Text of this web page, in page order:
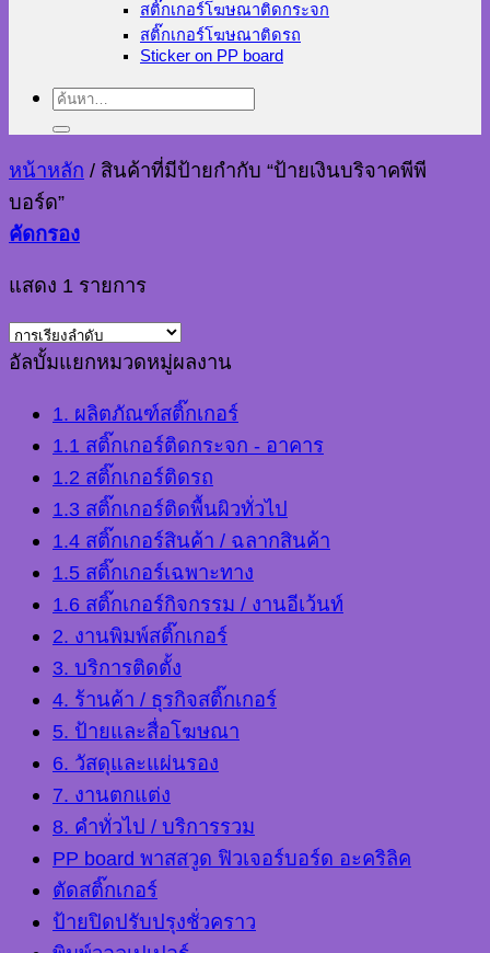
สติ๊กเกอร์โฆษณาติดกระจก
สติ๊กเกอร์โฆษณาติดรถ
Sticker on PP board
ค้นหา:
หน้าหลัก / สินค้าที่มีป้ายกำกับ “ป้ายเงินบริจาคพีพี
บอร์ด”
คัดกรอง
แสดง 1 รายการ
อัลบั้มแยกหมวดหมู่ผลงาน
1. ผลิตภัณฑ์สติ๊กเกอร์
1.1 สติ๊กเกอร์ติดกระจก - อาคาร
1.2 สติ๊กเกอร์ติดรถ
1.3 สติ๊กเกอร์ติดพื้นผิวทั่วไป
1.4 สติ๊กเกอร์สินค้า / ฉลากสินค้า
1.5 สติ๊กเกอร์เฉพาะทาง
1.6 สติ๊กเกอร์กิจกรรม / งานอีเว้นท์
2. งานพิมพ์สติ๊กเกอร์
3. บริการติดตั้ง
4. ร้านค้า / ธุรกิจสติ๊กเกอร์
5. ป้ายและสื่อโฆษณา
6. วัสดุและแผ่นรอง
7. งานตกแต่ง
8. คำทั่วไป / บริการรวม
PP board พาสสวูด ฟิวเจอร์บอร์ด อะคริลิค
ตัดสติ๊กเกอร์
ป้ายปิดปรับปรุงชั่วคราว